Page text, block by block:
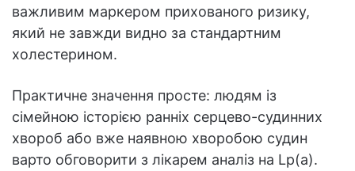
важливим маркером прихованого ризику,
який не завжди видно за стандартним
холестерином.
Практичне значення просте: людям із
сімейною історією ранніх серцево-судинних
хвороб або вже наявною хворобою судин
варто обговорити з лікарем аналіз на Lp(a).